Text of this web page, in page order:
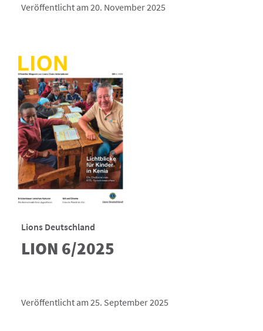
Veröffentlicht am 20. November 2025
Lions Deutschland
LION 6/2025
Veröffentlicht am 25. September 2025